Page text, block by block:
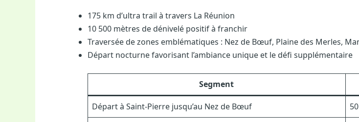
175 km d’ultra trail à travers La Réunion
10 500 mètres de dénivelé positif à franchir
Traversée de zones emblématiques : Nez de Bœuf, Plaine des Merles,
Départ nocturne favorisant l’ambiance unique et le défi supplémentaire
Segment
Départ à Saint-Pierre jusqu’au Nez de Bœuf 50